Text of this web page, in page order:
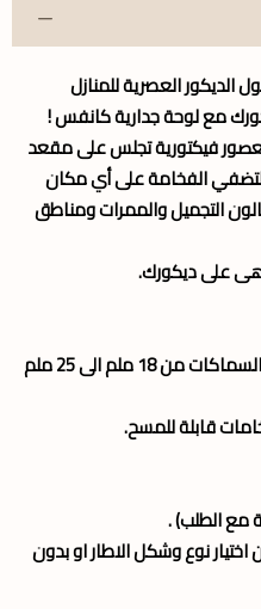
الديكور العصرية للمنازل
مع لوحة جدارية كانفس !
فيكتورية تجلس على مقعد
لتضفي الفخامة على أي مكان
التجميل والممرات ومناطق
على ديكورك.
ملم الى 25 ملم
قابلة للمسح.
مع الطلب) .
نوع وشكل الاطار او بدون